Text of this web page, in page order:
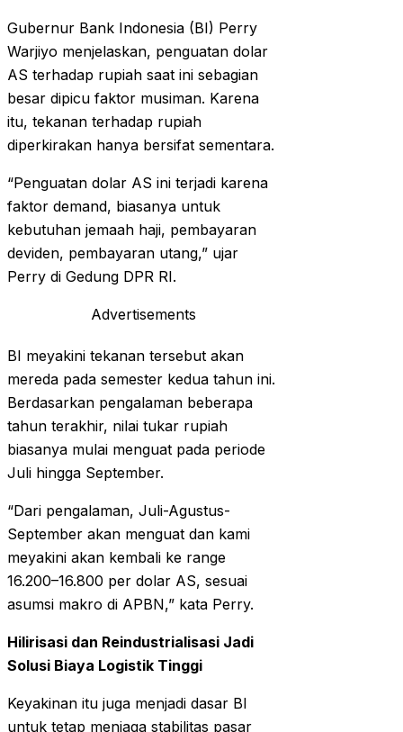
Gubernur Bank Indonesia (BI) Perry
Warjiyo menjelaskan, penguatan dolar
AS terhadap rupiah saat ini sebagian
besar dipicu faktor musiman. Karena
itu, tekanan terhadap rupiah
diperkirakan hanya bersifat sementara.
“Penguatan dolar AS ini terjadi karena
faktor demand, biasanya untuk
kebutuhan jemaah haji, pembayaran
deviden, pembayaran utang,” ujar
Perry di Gedung DPR RI.
Advertisements
BI meyakini tekanan tersebut akan
mereda pada semester kedua tahun ini.
Berdasarkan pengalaman beberapa
tahun terakhir, nilai tukar rupiah
biasanya mulai menguat pada periode
Juli hingga September.
“Dari pengalaman, Juli-Agustus-
September akan menguat dan kami
meyakini akan kembali ke range
16.200–16.800 per dolar AS, sesuai
asumsi makro di APBN,” kata Perry.
Hilirisasi dan Reindustrialisasi Jadi
Solusi Biaya Logistik Tinggi
Keyakinan itu juga menjadi dasar BI
untuk tetap menjaga stabilitas pasar